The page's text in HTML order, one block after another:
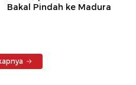
Bakal Pindah ke Madura